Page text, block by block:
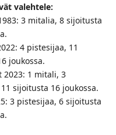
valehtele:
3 mitalia, 8 sijoitusta
4 pistesijaa, 11
joukossa.
2023: 1 mitali, 3
sijoitusta 16 joukossa.
3 pistesijaa, 6 sijoitusta